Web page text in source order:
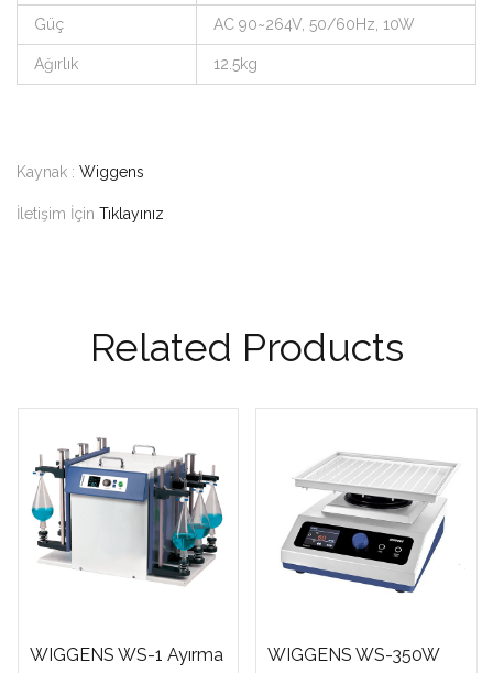
Güç AC 90~264V, 50/60Hz, 10W
Ağırlık 12.5kg
Kaynak : Wiggens
İletişim İçin Tıklayınız
Related Products
WIGGENS WS-1 Ayırma
WIGGENS WS-350W